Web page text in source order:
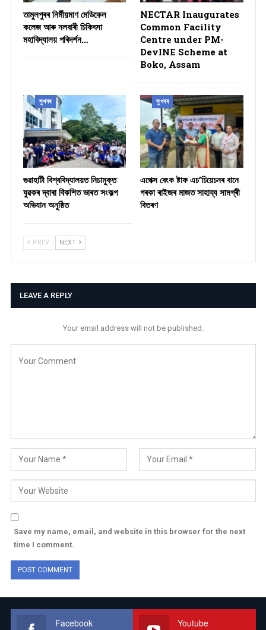
তামুলপুৰৰ নিৰ্মীয়মাণ মেডিকেল
কলেজ আৰু নলবাৰী চিকিৎসা
মহাবিদ্যালয় পৰিদৰ্শন…
NECTAR Inaugurates
Common Facility
Centre under PM-
DevINE Scheme at
Boko, Assam
সুখবৰ
গুৱাহাটী বিশ্ববিদ্যালয়ত নিচামুক্ত
যুৱকৰ দ্বাৰা বিকশিত ভাৰত সংকল্প
অভিযান অনুষ্ঠিত
সুখবৰ
​এপেক্স বেংক ষ্টাফ এচ’চিয়েচনৰ বানে
গৰকা ৰাইজৰ মাজত সাহায্য সামগ্ৰী
বিতৰণ ​
PREV NEXT
LEAVE A REPLY
Your email address will not be published.
Save my name, email, and website in this browser for the next
time I comment.
Facebook Youtube